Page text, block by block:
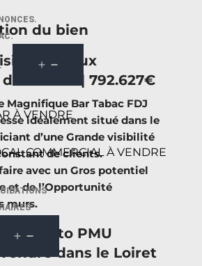
À VENDRE
COMMERCIAL À VENDRE
du bien
| Flux
Clients | 792.627€
Magnifique Bar Tabac FDJ
idéalement situé dans le
d’une Grande visibilité
de clients.
avec un Gros potentiel
et de l’Opportunité
murs.
FDJ Loto PMU
dans le Loiret